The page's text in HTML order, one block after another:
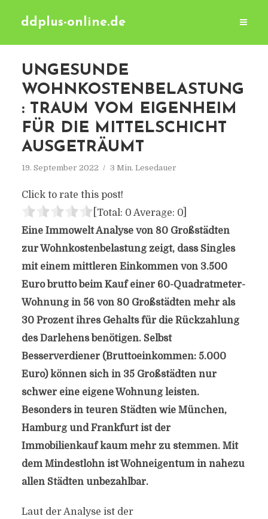
ddplus-online.de
UNGESUNDE
WOHNKOSTENBELASTUNG
: TRAUM VOM EIGENHEIM
FÜR DIE MITTELSCHICHT
AUSGETRÄUMT
19. September 2022 3 Min. Lesedauer
Click to rate this post!
[Total: 0 Average: 0]
Eine Immowelt Analyse von 80 Großstädten
zur Wohnkostenbelastung zeigt, dass Singles
mit einem mittleren Einkommen von 3.500
Euro brutto beim Kauf einer 60-Quadratmeter-
Wohnung in 56 von 80 Großstädten mehr als
30 Prozent ihres Gehalts für die Rückzahlung
des Darlehens benötigen. Selbst
Besserverdiener (Bruttoeinkommen: 5.000
Euro) können sich in 35 Großstädten nur
schwer eine eigene Wohnung leisten.
Besonders in teuren Städten wie München,
Hamburg und Frankfurt ist der
Immobilienkauf kaum mehr zu stemmen. Mit
dem Mindestlohn ist Wohneigentum in nahezu
allen Städten unbezahlbar.
Laut der Analyse ist der